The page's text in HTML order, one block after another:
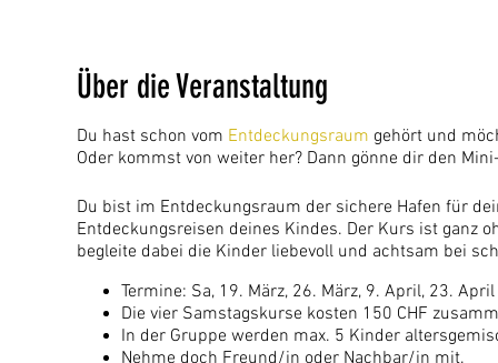
Über die Veranstaltung
Du hast schon vom Entdeckungsraum gehört und
Oder kommst von weiter her? Dann gönne dir den
Du bist im Entdeckungsraum der sichere Hafen für
Entdeckungsreisen deines Kindes. Der Kurs ist ganz
begleite dabei die Kinder liebevoll und achtsam bei
Termine: Sa, 19. März, 26. März, 9. April, 23.
Die vier Samstagskurse kosten 150 CHF
In der Gruppe werden max. 5 Kinder
Nehme doch Freund/in oder Nachbar/in mit.